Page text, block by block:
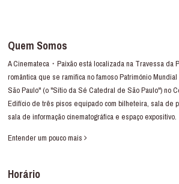
Quem Somos
A Cinemateca・Paixão está localizada na Travessa da
romântica que se ramifica no famoso Património
São Paulo" (o "Sítio da Sé Catedral de São Paulo") no
Edifício de três pisos equipado com bilheteira, sala de
sala de informação cinematográfica e espaço expositivo.
Entender um pouco mais
Horário